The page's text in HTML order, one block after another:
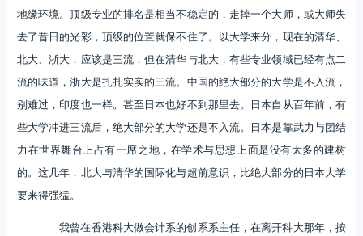
地缘环境。顶级专业的排名是相当不稳定的，走掉一个大师，或大师失
去了昔日的光彩，顶级的位置就保不住了。以大学来分，现在的清华、
北大、浙大，应该是三流，但在清华与北大，有些专业领域已经有点二
流的味道，浙大是扎扎实实的三流。中国的绝大部分的大学是不入流，
别难过，印度也一样。甚至日本也好不到那里去。日本自从百年前，有
些大学冲进三流后，绝大部分的大学还是不入流。日本是靠武力与团结
力在世界舞台上占有一席之地，在学术与思想上面是没有太多的建树
的。这几年，北大与清华的国际化与超前意识，比绝大部分的日本大学
要来得强猛。
我曾在香港科大做会计系的创系系主任，在离开科大那年，按